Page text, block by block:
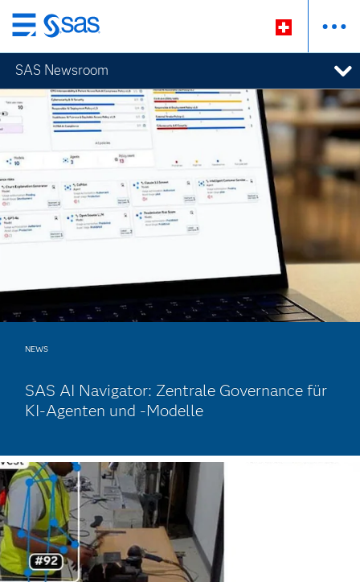
Zurück
zum
Hauptinhalt
SAS Newsroom
Newsroom
NEWS
SAS AI Navigator: Zentrale Governance für
KI-Agenten und -Modelle